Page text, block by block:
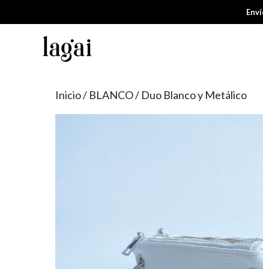
al
contenido
Inicio/ BLANCO/ Duo Blanco y Metálico